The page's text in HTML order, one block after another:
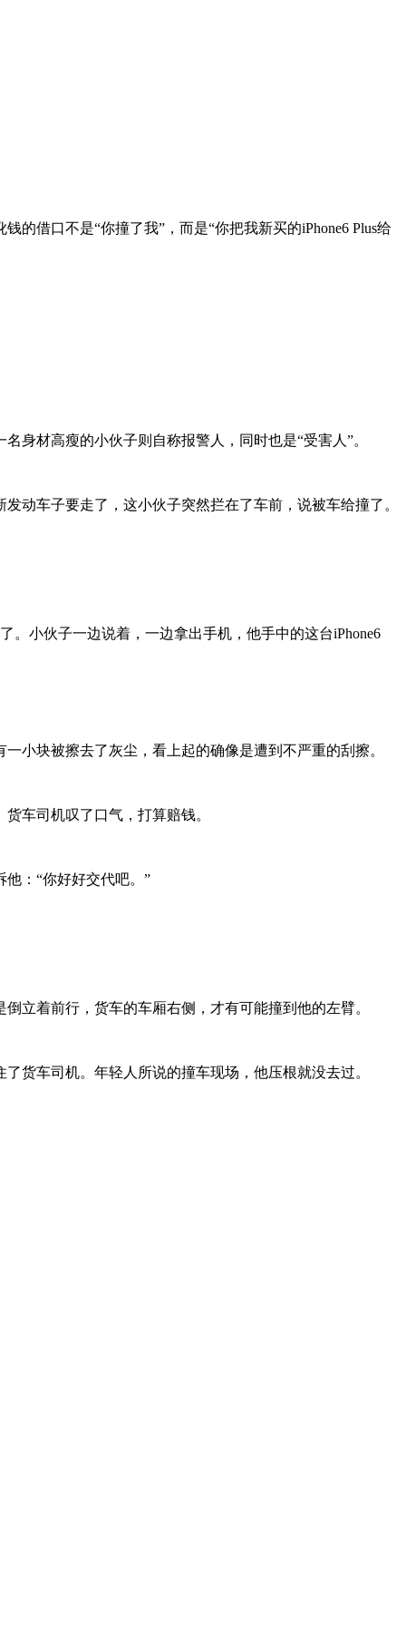
借口不是“你撞了我”，而是“你把我新买的iPhone6 Plus给
身材高瘦的小伙子则自称报警人，同时也是“受害人”。
动车子要走了，这小伙子突然拦在了车前，说被车给撞了。
小伙子一边说着，一边拿出手机，他手中的这台iPhone6
小块被擦去了灰尘，看上起的确像是遭到不严重的刮擦。
车司机叹了口气，打算赔钱。
：“你好好交代吧。”
立着前行，货车的车厢右侧，才有可能撞到他的左臂。
货车司机。年轻人所说的撞车现场，他压根就没去过。